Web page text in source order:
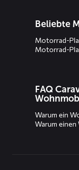
Beliebte
Motorrad-
Motorrad-
FAQ
Warum ein
Warum